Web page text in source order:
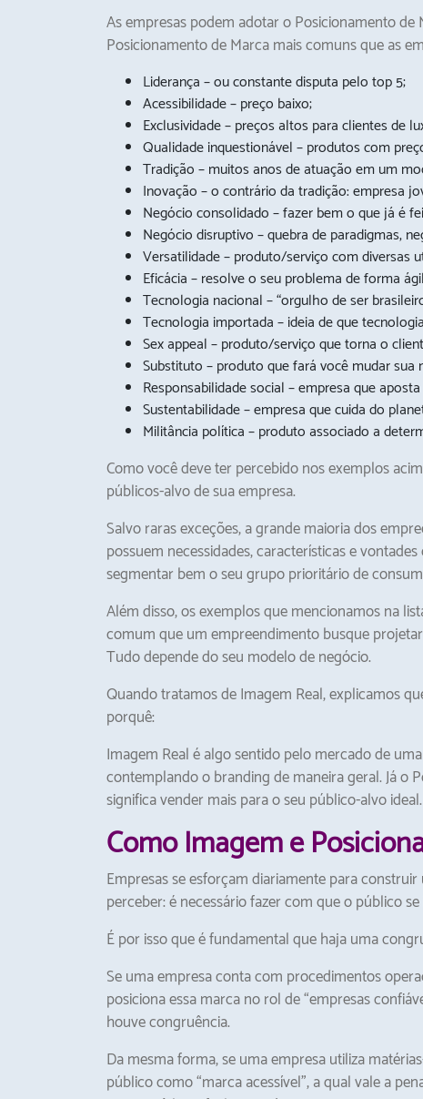
As empresas podem adotar o Posicionamento
Posicionamento de Marca mais comuns que as
Liderança – ou constante disputa pelo top 5;
Acessibilidade – preço baixo;
Exclusividade – preços altos para clientes de
Qualidade inquestionável – produtos com
Tradição – muitos anos de atuação em um
Inovação – o contrário da tradição: empresa
Negócio consolidado – fazer bem o que já é
Negócio disruptivo – quebra de paradigmas,
Versatilidade – produto/serviço com diversas
Eficácia – resolve o seu problema de forma
Tecnologia nacional – “orgulho de ser
Tecnologia importada – ideia de que
Sex appeal – produto/serviço que torna o
Substituto – produto que fará você mudar sua
Responsabilidade social – empresa que
Sustentabilidade – empresa que cuida do
Militância política – produto associado a
Como você deve ter percebido nos exemplos
públicos-alvo de sua empresa.
Salvo raras exceções, a grande maioria dos
possuem necessidades, características e
segmentar bem o seu grupo prioritário de
Além disso, os exemplos que mencionamos na
comum que um empreendimento busque
Tudo depende do seu modelo de negócio.
Quando tratamos de Imagem Real, explicamos
porquê:
Imagem Real é algo sentido pelo mercado de
contemplando o branding de maneira geral. Já o
significa vender mais para o seu público-alvo ideal.
Como Imagem e
Empresas se esforçam diariamente para
perceber: é necessário fazer com que o público
É por isso que é fundamental que haja uma
Se uma empresa conta com procedimentos
posiciona essa marca no rol de “empresas
houve congruência.
Da mesma forma, se uma empresa utiliza
público como “marca acessível”, a qual vale a